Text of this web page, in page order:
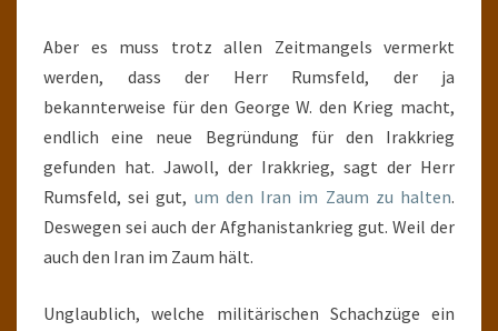
Aber es muss trotz allen Zeitmangels vermerkt
werden, dass der Herr Rumsfeld, der ja
bekannterweise für den George W. den Krieg macht,
endlich eine neue Begründung für den Irakkrieg
gefunden hat. Jawoll, der Irakkrieg, sagt der Herr
Rumsfeld, sei gut, um den Iran im Zaum zu halten.
Deswegen sei auch der Afghanistankrieg gut. Weil der
auch den Iran im Zaum hält.
Unglaublich, welche militärischen Schachzüge ein